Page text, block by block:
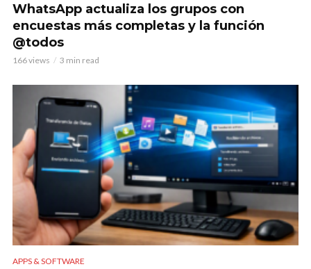
WhatsApp actualiza los grupos con
encuestas más completas y la función
@todos
166 views 3 min read
APPS & SOFTWARE